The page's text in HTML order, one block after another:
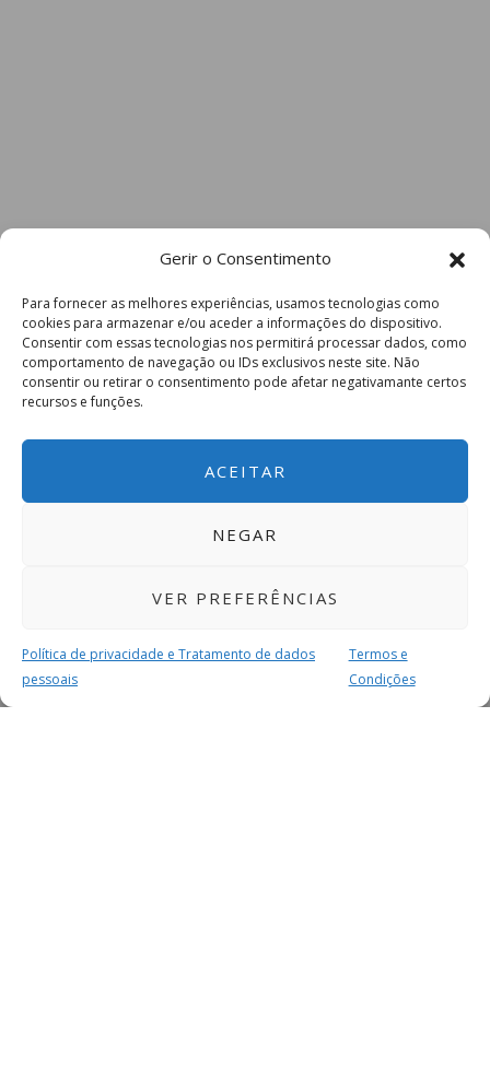
Gerir o Consentimento
Para fornecer as melhores experiências, usamos tecnologias como
cookies para armazenar e/ou aceder a informações do dispositivo.
Consentir com essas tecnologias nos permitirá processar dados, como
comportamento de navegação ou IDs exclusivos neste site. Não
consentir ou retirar o consentimento pode afetar negativamante certos
recursos e funções.
ACEITAR
NEGAR
VER PREFERÊNCIAS
Política de privacidade e Tratamento de dados
pessoais
Termos e
Condições